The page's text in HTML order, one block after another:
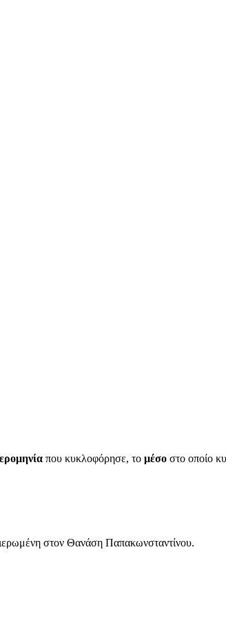
που κυκλοφόρησε, το μέσο στο οποίο
στον Θανάση Παπακωνσταντίνου.